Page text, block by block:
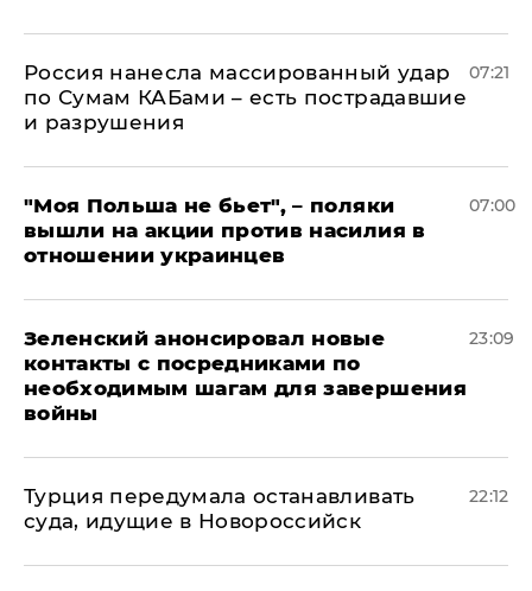
Россия нанесла массированный удар
по Сумам КАБами – есть пострадавшие
и разрушения
07:21
"Моя Польша не бьет", – поляки
вышли на акции против насилия в
отношении украинцев
07:00
Зеленский анонсировал новые
контакты с посредниками по
необходимым шагам для завершения
войны
23:09
Турция передумала останавливать
суда, идущие в Новороссийск
22:12